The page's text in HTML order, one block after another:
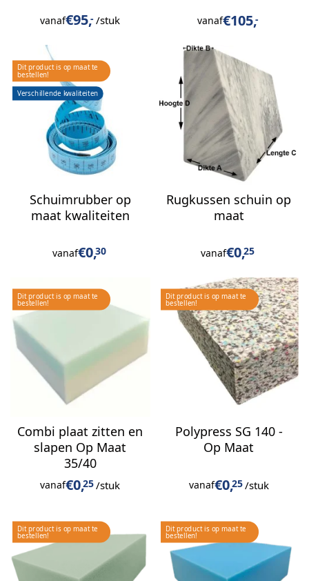
vanaf€95,- /stuk vanaf€105,-
Schuimrubber op
maat kwaliteiten
vanaf€0,30
Rugkussen schuin op
maat
vanaf€0,25
Combi plaat zitten en
slapen Op Maat
35/40
vanaf€0,25/stuk
Polypress SG 140 -
Op Maat
vanaf€0,25/stuk